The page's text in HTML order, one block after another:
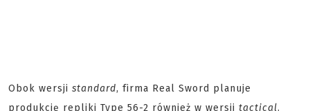
Obok wersji standard, firma Real Sword planuje
produkcję repliki Type 56-2 również w wersji tactical.